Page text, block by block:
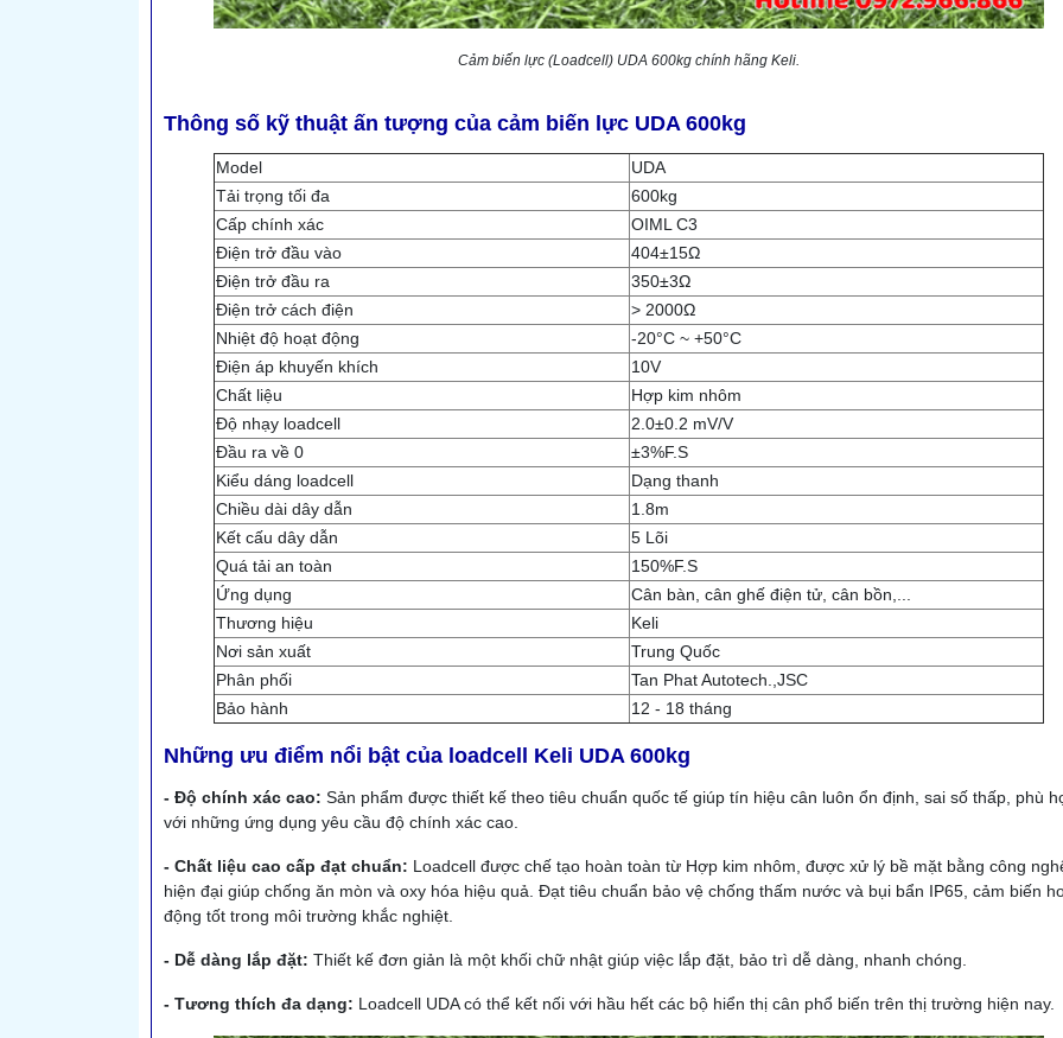
Cảm biến lực (Loadcell) UDA 600kg chính hãng Keli.
Thông số kỹ thuật ấn tượng của cảm biến lực UDA 600kg
Model
UDA
Tải trọng tối đa
600kg
Cấp chính xác
OIML C3
Điện trở đầu vào
404±15Ω
Điện trở đầu ra
350±3Ω
Điện trở cách điện
> 2000Ω
Nhiệt độ hoạt động
-20°C ~ +50°C
Điện áp khuyến khích
10V
Chất liệu
Hợp kim nhôm
Độ nhạy loadcell
2.0±0.2 mV/V
Đầu ra về 0
±3%F.S
Kiểu dáng loadcell
Dạng thanh
Chiều dài dây dẫn
1.8m
Kết cấu dây dẫn
5 Lõi
Quá tải an toàn
150%F.S
Ứng dụng
Cân bàn, cân ghế điện tử, cân bồn,...
Thương hiệu
Keli
Nơi sản xuất
Trung Quốc
Phân phối
Tan Phat Autotech.,JSC
Bảo hành
12 - 18 tháng
Những ưu điểm nổi bật của loadcell Keli UDA 600kg
- Độ chính xác cao: Sản phẩm được thiết kế theo tiêu chuẩn quốc tế giúp tín hiệu cân luôn ổn định, sai số thấp, phù
với những ứng dụng yêu cầu độ chính xác cao.
- Chất liệu cao cấp đạt chuẩn: Loadcell được chế tạo hoàn toàn từ Hợp kim nhôm, được xử lý bề mặt bằng công
hiện đại giúp chống ăn mòn và oxy hóa hiệu quả. Đạt tiêu chuẩn bảo vệ chống thấm nước và bụi bẩn IP65, cảm biến
động tốt trong môi trường khắc nghiệt.
- Dễ dàng lắp đặt: Thiết kế đơn giản là một khối chữ nhật giúp việc lắp đặt, bảo trì dễ dàng, nhanh chóng.
- Tương thích đa dạng: Loadcell UDA có thể kết nối với hầu hết các bộ hiển thị cân phổ biến trên thị trường hiện nay.